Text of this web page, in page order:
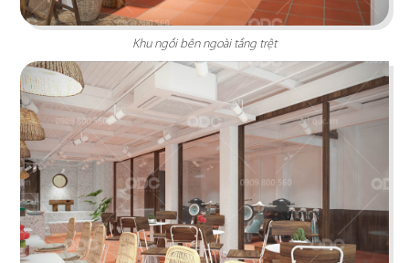
Dự án được chúng tôi hoàn thiện gấp rút trong 35
ngày, mang đến một không gian thưởng thức
cafe - trà sữa ấn tượng
Chi tiết
Khu ngồi bên ngoài tầng trệt